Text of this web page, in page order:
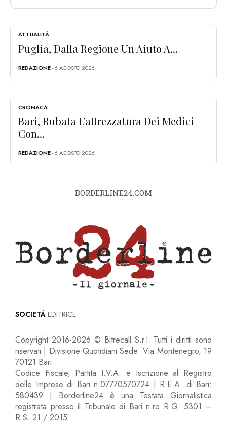
ATTUALITÀ
Puglia, Dalla Regione Un Aiuto A...
REDAZIONE- 6 AGOSTO 2026
CRONACA
Bari, Rubata L’attrezzatura Dei Medici
Con...
REDAZIONE- 6 AGOSTO 2026
BORDERLINE24.COM
SOCIETÀ EDITRICE
Copyright 2016-2026 © Bitrecall S.r.l. Tutti i diritti sono
riservati | Divisione Quotidiani Sede: Via Montenegro, 19
70121 Bari
Codice Fiscale, Partita I.V.A. e Iscrizione al Registro
delle Imprese di Bari n.07770570724 | R.E.A. di Bari:
580439 | Borderline24 è una Testata Giornalistica
registrata presso il Tribunale di Bari n.ro R.G. 5301 –
R.S. 21 / 2015